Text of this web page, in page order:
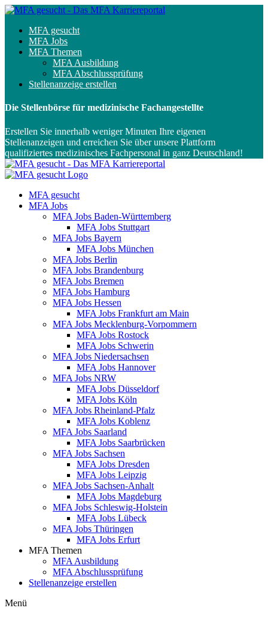
MFA gesucht
MFA Jobs
MFA Themen
MFA Ausbildung
MFA Abschlussprüfung
Stellenanzeige erstellen
Die Stellenbörse für medizinische Fachangestellte
Erstellen Sie innerhalb weniger Minuten Ihre eigenen
Stellenanzeigen und erreichen Sie über unsere Plattform
qualifiziertes medizinisches Fachpersonal in ganz Deutschland!
MFA gesucht
MFA Jobs
MFA Jobs Baden-Württemberg
MFA Jobs Stuttgart
MFA Jobs Bayern
MFA Jobs München
MFA Jobs Berlin
MFA Jobs Brandenburg
MFA Jobs Bremen
MFA Jobs Hamburg
MFA Jobs Hessen
MFA Jobs Frankfurt am Main
MFA Jobs Mecklenburg-Vorpommern
MFA Jobs Rostock
MFA Jobs Schwerin
MFA Jobs Niedersachsen
MFA Jobs Hannover
MFA Jobs NRW
MFA Jobs Düsseldorf
MFA Jobs Köln
MFA Jobs Rheinland-Pfalz
MFA Jobs Koblenz
MFA Jobs Saarland
MFA Jobs Saarbrücken
MFA Jobs Sachsen
MFA Jobs Dresden
MFA Jobs Leipzig
MFA Jobs Sachsen-Anhalt
MFA Jobs Magdeburg
MFA Jobs Schleswig-Holstein
MFA Jobs Lübeck
MFA Jobs Thüringen
MFA Jobs Erfurt
MFA Themen
MFA Ausbildung
MFA Abschlussprüfung
Stellenanzeige erstellen
Menü